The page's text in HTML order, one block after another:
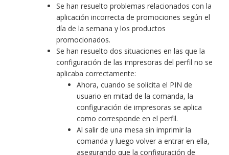
Se han resuelto problemas relacionados con la
aplicación incorrecta de promociones según el
día de la semana y los productos
promocionados.
Se han resuelto dos situaciones en las que la
configuración de las impresoras del perfil no se
aplicaba correctamente:
Ahora, cuando se solicita el PIN de
usuario en mitad de la comanda, la
configuración de impresoras se aplica
como corresponde en el perfil.
Al salir de una mesa sin imprimir la
comanda y luego volver a entrar en ella,
asegurando que la configuración de